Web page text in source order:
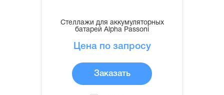
Стеллажи для аккумуляторных
батарей Alpha Passoni
Цена по запросу
Заказать